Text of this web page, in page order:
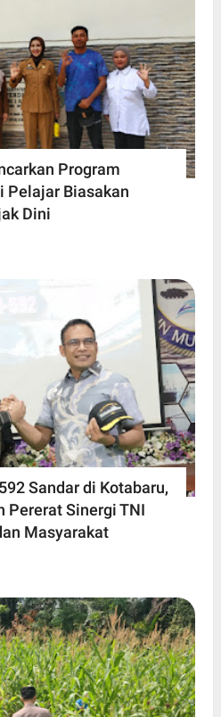
Program
Pelajar Biasakan
Dini
Sandar di Kotabaru,
Pererat Sinergi TNI
Masyarakat